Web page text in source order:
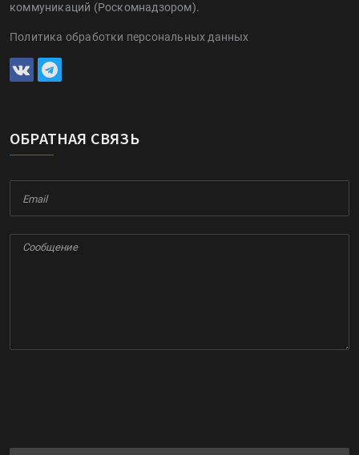
коммуникаций (Роскомнадзором).
Политика обработки персональных данных
ОБРАТНАЯ СВЯЗЬ